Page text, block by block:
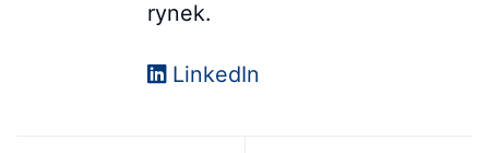
rynek.
LinkedIn